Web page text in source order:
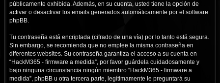
públicamente exhibida. Además, en su cuenta, usted tiene la opción de
activar o desactivar los emails generados automáticamente por el software
phpBB.
Tu contraseña está encriptada (cifrado de una vía) por lo tanto está segura.
Sin embargo, se recomienda que no emplee la misma contraseña en
diferentes websites. Su contraseña garantiza el acceso a su cuenta en
“HackM365 - firmware a medida”, por favor guárdela cuidadosamente y
bajo ninguna circunstancia ningún miembro “HackM365 - firmware a
medida”, phpBB u otra tercera parte, legítimamente le preguntará su